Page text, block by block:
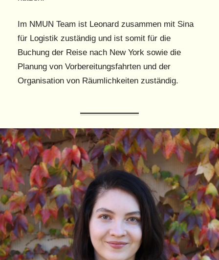
Im NMUN Team ist Leonard zusammen mit Sina
für Logistik zuständig und ist somit für die
Buchung der Reise nach New York sowie die
Planung von Vorbereitungsfahrten und der
Organisation von Räumlichkeiten zuständig.